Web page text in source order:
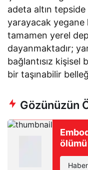
adeta altın
yarayacak
tamamen yerel
dayanmaktadır;
bağlantısız
bir taşınabilir
Gözünüzün